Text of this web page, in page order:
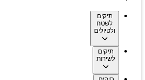
תיקים
לשטח
ולטיולים
תיקים
לשירות